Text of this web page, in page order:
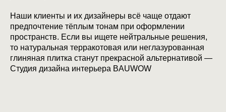
Наши клиенты и их дизайнеры всё чаще отдают
предпочтение тёплым тонам при оформлении
пространств. Если вы ищете нейтральные решения,
то натуральная терракотовая или неглазурованная
глиняная плитка станут прекрасной альтернативой —
Студия дизайна интерьера BAUWOW